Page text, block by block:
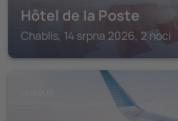
Hôtel de la Poste
Chablis, 14 srpna 2026, 2 noci